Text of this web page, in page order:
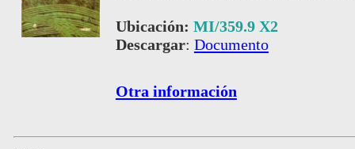
Ubicación: MI/359.9 X2
Descargar: Documento
Otra información